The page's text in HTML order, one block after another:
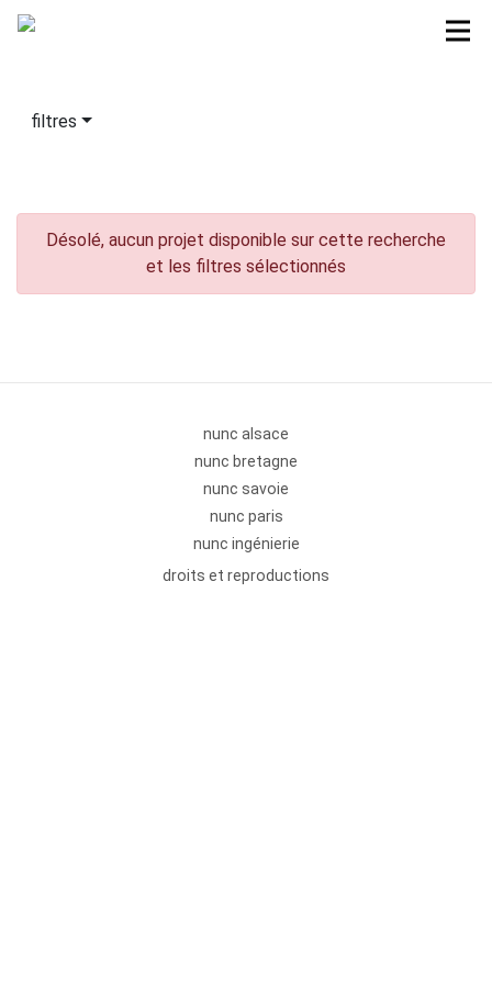
filtres
Désolé, aucun projet disponible sur cette recherche
et les filtres sélectionnés
nunc alsace
nunc bretagne
nunc savoie
nunc paris
nunc ingénierie
droits et reproductions